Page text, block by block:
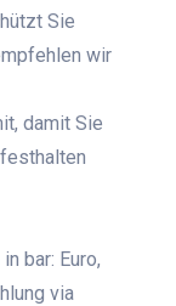
Sie
wir
damit Sie
bar: Euro,
via